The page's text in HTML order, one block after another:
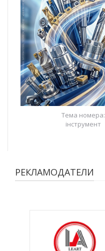
Тема номера:
інструмент
РЕКЛАМОДАТЕЛИ